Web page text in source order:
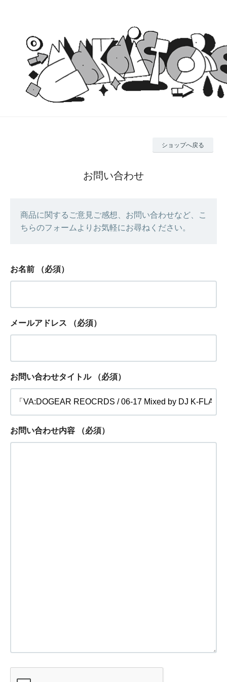
ショップへ戻る
お問い合わせ
商品に関するご意見ご感想、お問い合わせなど、こ
ちらのフォームよりお気軽にお尋ねください。
お名前 （必須）
メールアドレス （必須）
お問い合わせタイトル （必須）
お問い合わせ内容 （必須）